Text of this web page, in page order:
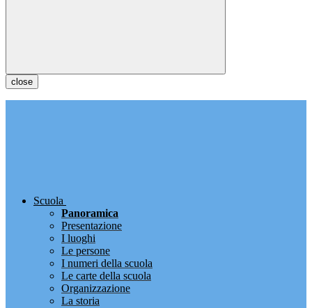
close
Scuola
Panoramica
Presentazione
I luoghi
Le persone
I numeri della scuola
Le carte della scuola
Organizzazione
La storia